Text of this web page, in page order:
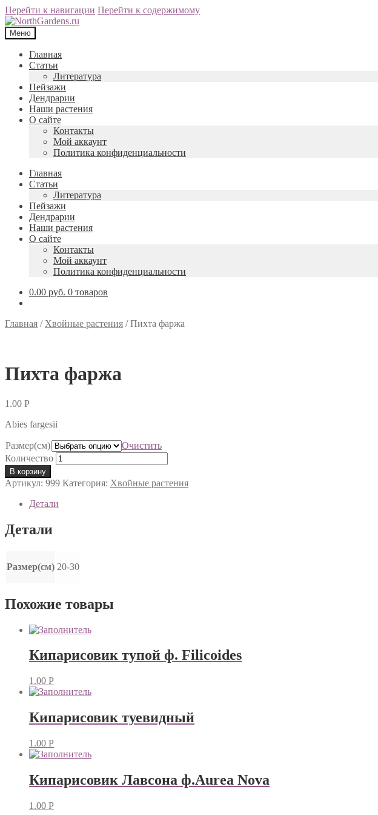
Перейти к навигации Перейти к содержимому
Меню
Главная
Статьи
Литература
Пейзажи
Дендрарии
Наши растения
О сайте
Контакты
Мой аккаунт
Политика конфиденциальности
Главная
Статьи
Литература
Пейзажи
Дендрарии
Наши растения
О сайте
Контакты
Мой аккаунт
Политика конфиденциальности
0.00 руб. 0 товаров
Главная / Хвойные растения /Пихта фаржа
Пихта фаржа
1.00 Р
Abies fargesii
Размер(см)
Очистить
Количество
В корзину
Артикул: 999 Категория: Хвойные растения
Детали
Детали
Размер(см) 20-30
Похожие товары
Кипарисовик тупой ф. Filicoides
1.00 Р
Кипарисовик туевидный
1.00 Р
Кипарисовик Лавсона ф.Aurea Nova
1.00 Р